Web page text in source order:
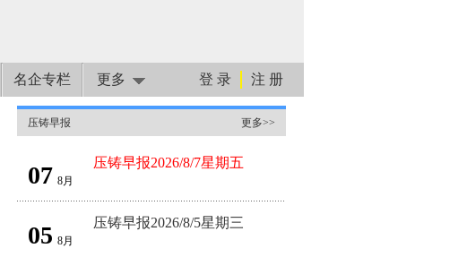
名企专栏 更多 登 录 注 册
压铸早报 更多>>
07 8月
压铸早报2026/8/7星期五
05 8月
压铸早报2026/8/5星期三